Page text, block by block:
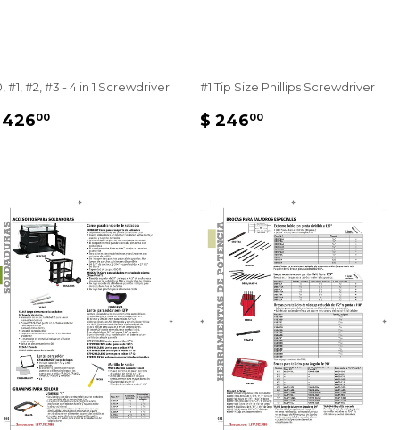
#1, #2, #3 - 4 in 1 Screwdriver
00
#1 Tip Size Phillips Screwdriver
PRECIO
$ 24600